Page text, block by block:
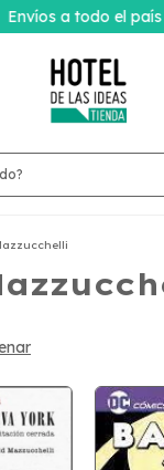
Envíos a todo el país